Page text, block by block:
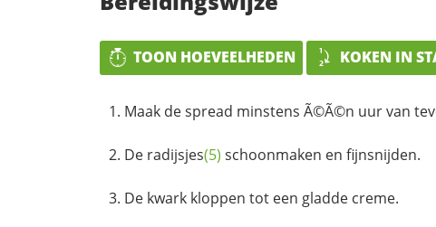
TOON HOEVEELHEDEN KOKEN IN
Maak de spread minstens Ã©Ã©n uur van
De radijsjes(5) schoonmaken en fijnsnijden.
De kwark kloppen tot een gladde creme.